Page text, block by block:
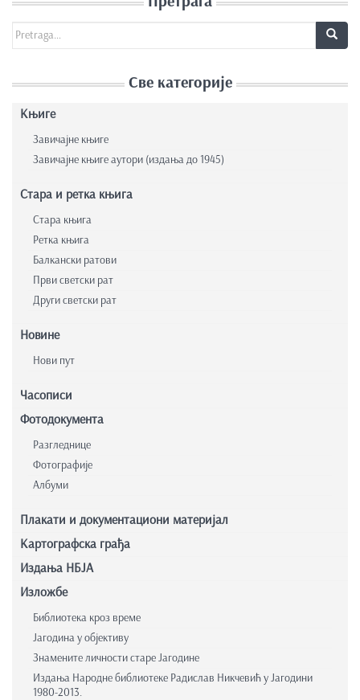
Search for:
Све категорије
Књиге
Завичајне књиге
Завичајне књиге аутори (издања до 1945)
Стара и ретка књига
Стара књига
Ретка књига
Балкански ратови
Први светски рат
Други светски рат
Новине
Нови пут
Часописи
Фотодокумента
Разгледнице
Фотографије
Албуми
Плакати и документациони материјал
Картографска грађа
Издања НБЈА
Изложбе
Библиотека кроз време
Јагодина у објективу
Знамените личности старе Јагодине
Издања Народне библиотеке Радислав Никчевић у Јагодини
1980-2013.